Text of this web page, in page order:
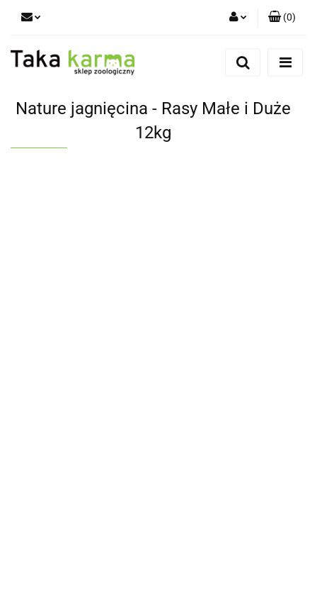
Zaloguj się
Zgody cookies
(0)
Nature jagnięcina - Rasy Małe i Duże
12kg